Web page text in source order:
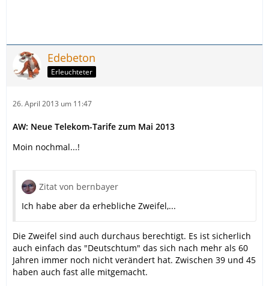
Edebeton
Erleuchteter
26. April 2013 um 11:47
AW: Neue Telekom-Tarife zum Mai 2013
Moin nochmal...!
Zitat von bernbayer
Ich habe aber da erhebliche Zweifel,...
Die Zweifel sind auch durchaus berechtigt. Es ist sicherlich
auch einfach das "Deutschtum" das sich nach mehr als 60
Jahren immer noch nicht verändert hat. Zwischen 39 und 45
haben auch fast alle mitgemacht.